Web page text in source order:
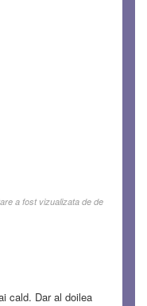
a fost vizualizata de de
cald. Dar al doilea